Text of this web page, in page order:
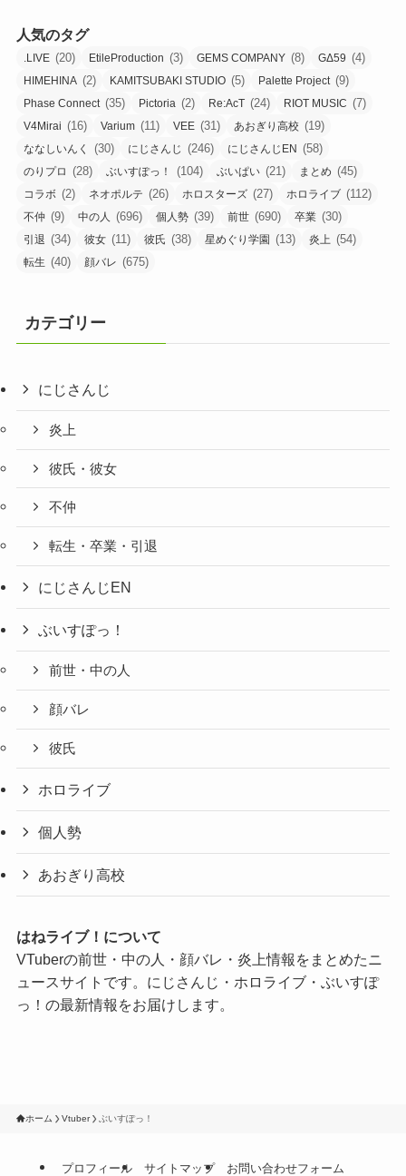
人気のタグ
.LIVE (20) EtileProduction (3) GEMS COMPANY (8) GΔ59 (4)
HIMEHINA (2) KAMITSUBAKI STUDIO (5) Palette Project (9)
Phase Connect (35) Pictoria (2) Re:AcT (24) RIOT MUSIC (7)
V4Mirai (16) Varium (11) VEE (31) あおぎり高校 (19)
ななしいんく (30) にじさんじ (246) にじさんじEN (58)
のりプロ (28) ぶいすぽっ！ (104) ぶいぱい (21) まとめ (45)
コラボ (2) ネオポルテ (26) ホロスターズ (27) ホロライブ (112)
不仲 (9) 中の人 (696) 個人勢 (39) 前世 (690) 卒業 (30)
引退 (34) 彼女 (11) 彼氏 (38) 星めぐり学園 (13) 炎上 (54)
転生 (40) 顔バレ (675)
カテゴリー
にじさんじ
炎上
彼氏・彼女
不仲
転生・卒業・引退
にじさんじEN
ぶいすぽっ！
前世・中の人
顔バレ
彼氏
ホロライブ
個人勢
あおぎり高校
はねライブ！について
VTuberの前世・中の人・顔バレ・炎上情報をまとめたニ
ュースサイトです。にじさんじ・ホロライブ・ぶいすぽ
っ！の最新情報をお届けします。
ホーム Vtuber ぶいすぽっ！
プロフィール サイトマップ お問い合わせフォーム